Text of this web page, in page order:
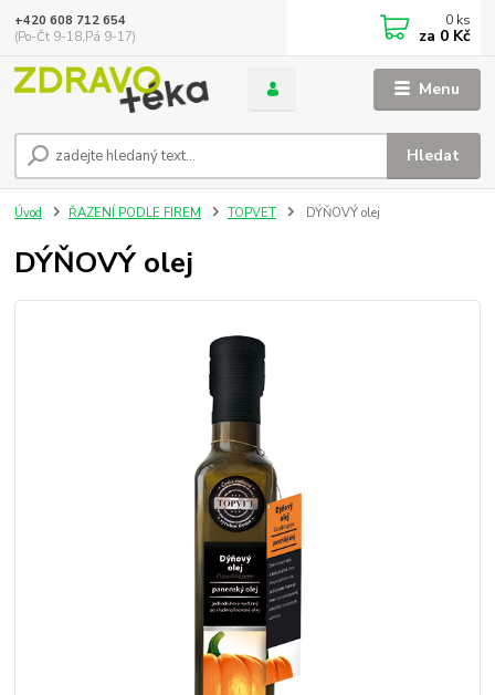
Menu
Hledat
+420 608 712 654
(Po-Čt 9-18,Pá 9-17)
0 ks
za 0 Kč
Úvod ŘAZENÍ PODLE FIREM TOPVET DÝŇOVÝ olej
DÝŇOVÝ olej